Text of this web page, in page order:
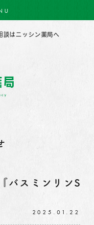
談はニッシン薬局へ
バスミンリンS
2025.01.22